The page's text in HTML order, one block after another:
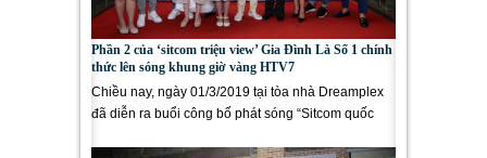
Phần 2 của ‘sitcom triệu view’ Gia Đình Là Số 1 chính
thức lên sóng khung giờ vàng HTV7
Chiều nay, ngày 01/3/2019 tại tòa nhà Dreamplex
đã diễn ra buổi công bố phát sóng “Sitcom quốc